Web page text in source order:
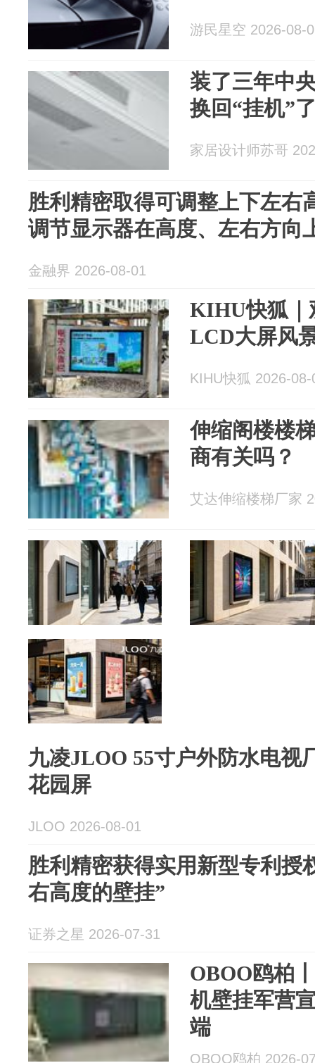
游民星空 2026-08-
装了三年中
换回“挂机”
家居设计师苏哥
胜利精密取得可调整上下左右
调节显示器在高度、左右方向
金融界 2026-08-01
KIHU快狐｜
LCD大屏风
KIHU快狐 2026-08-
伸缩阁楼楼
商有关吗？
艾达伸缩楼梯厂家
九凌JLOO 55寸户外防水电视
花园屏
JLOO 2026-08-01
胜利精密获得实用新型专利授
右高度的壁挂”
证券之星 2026-07-31
OBOO鸥柏
机壁挂军营
端
OBOO鸥柏 2026-